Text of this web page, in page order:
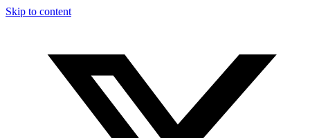
Skip to content